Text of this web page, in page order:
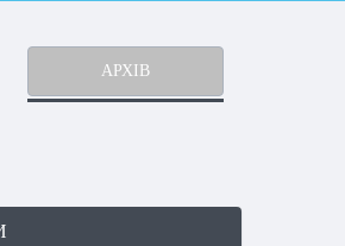
АРХІВ